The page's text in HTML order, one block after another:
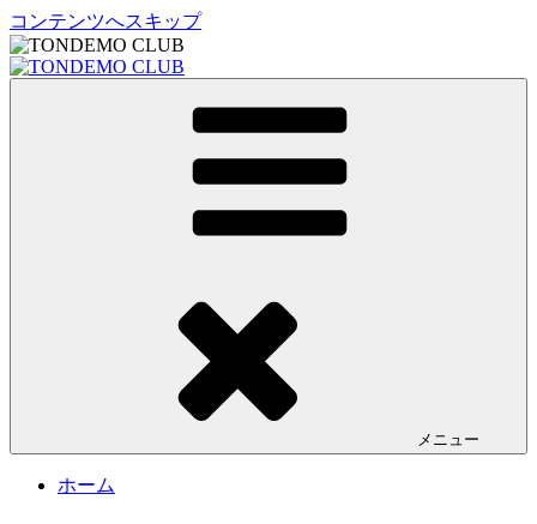
コンテンツへスキップ
トンデモクラブ公式サイト
メニュー
ホーム